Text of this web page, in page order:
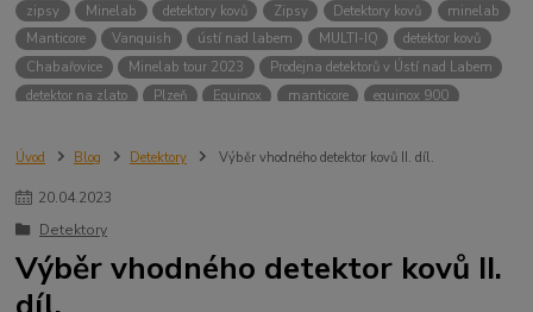
zipsy Minelab detektory kovů Zipsy Detektory kovů
minelab
Manticore
Vanquish ústí nad labem MULTI-IQ
detektor kovů
Chabařovice
Minelab tour 2023
Prodejna detektorů v Ústí nad Labem
detektor na zlato
Plzeň Equinox manticore
equinox 900
Sraz detektorářů
Minelab X-Terra Pro prodej detektorů
chabařovice
ÚSTÍ NAD LABEM
nastavení detektoru
Jídlo na cesty
Mníšek u Liberece Karlovy Vary
Equinox 900
Soutěž o detektor
Úvod Blog Detektory Výběr vhodného detektor kovů II. díl.
20.04.2023
Detektory
Výběr vhodného detektor kovů II.